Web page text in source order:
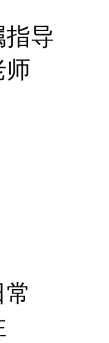
指导
师